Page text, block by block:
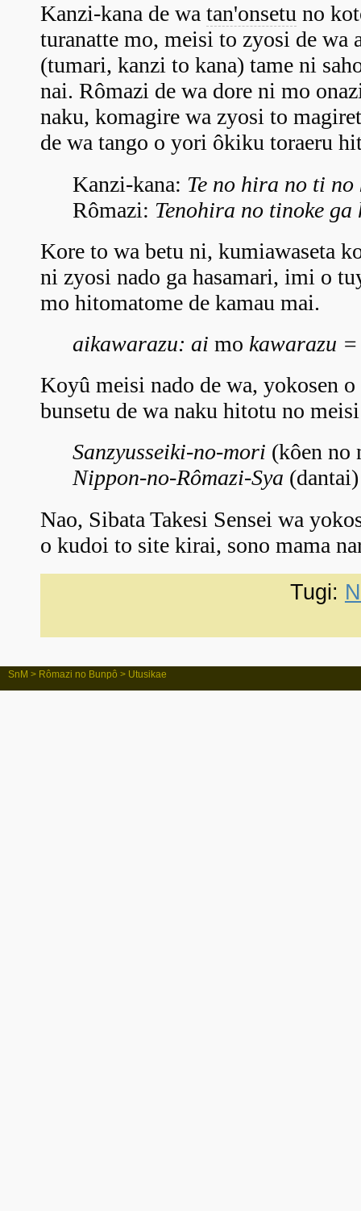
Kanzi-kana de wa tan'onsetu no
turanatte mo, meisi to zyosi de wa
(tumari, kanzi to kana) tame ni
nai. Rômazi de wa dore ni mo
naku, komagire wa zyosi to
de wa tango o yori ôkiku toraeru
Kanzi-kana: Te no hira no ti no
Rômazi: Tenohira no tinoke ga
Kore to wa betu ni, kumiawaseta
ni zyosi nado ga hasamari, imi o
mo hitomatome de kamau mai.
aikawarazu: ai mo kawarazu
Koyû meisi nado de wa, yokosen o
bunsetu de wa naku hitotu no
Sanzyusseiki-no-mori (kôen no
Nippon-no-Rômazi-Sya (dantai)
Nao, Sibata Takesi Sensei wa
o kudoi to site kirai, sono mama
Tugi:
SnM > Rômazi no Bunpô > Utusikae